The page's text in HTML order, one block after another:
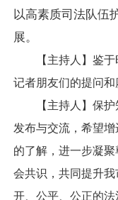
以高素质司法队伍
展。
【主持人】鉴于
记者朋友们的提问和
【主持人】保护
发布与交流，希望
的了解，进一步凝
会共识，共同提升
开、公平、公正的